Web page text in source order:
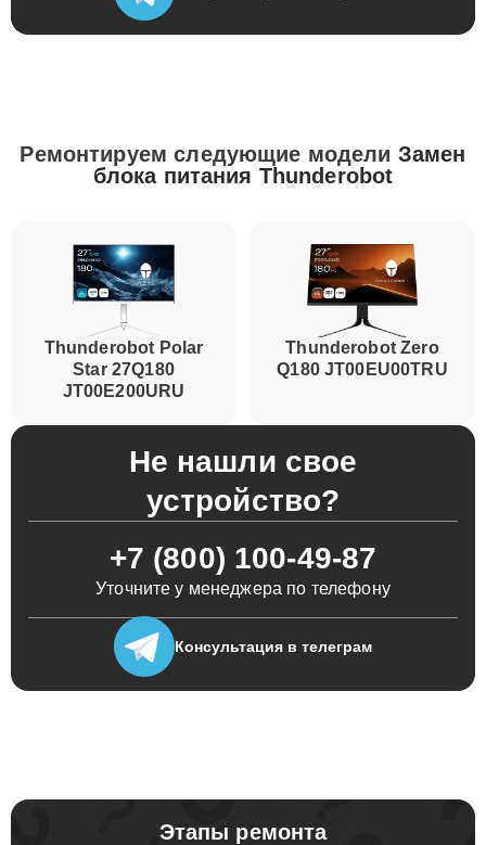
Ремонтируем следующие модели Замен
блока питания Thunderobot
Thunderobot Polar
Star 27Q180
JT00E200URU
Thunderobot Zero
Q180 JT00EU00TRU
Не нашли свое
устройство?
+7 (800) 100-49-87
Уточните у менеджера по телефону
Консультация в телеграм
Этапы ремонта